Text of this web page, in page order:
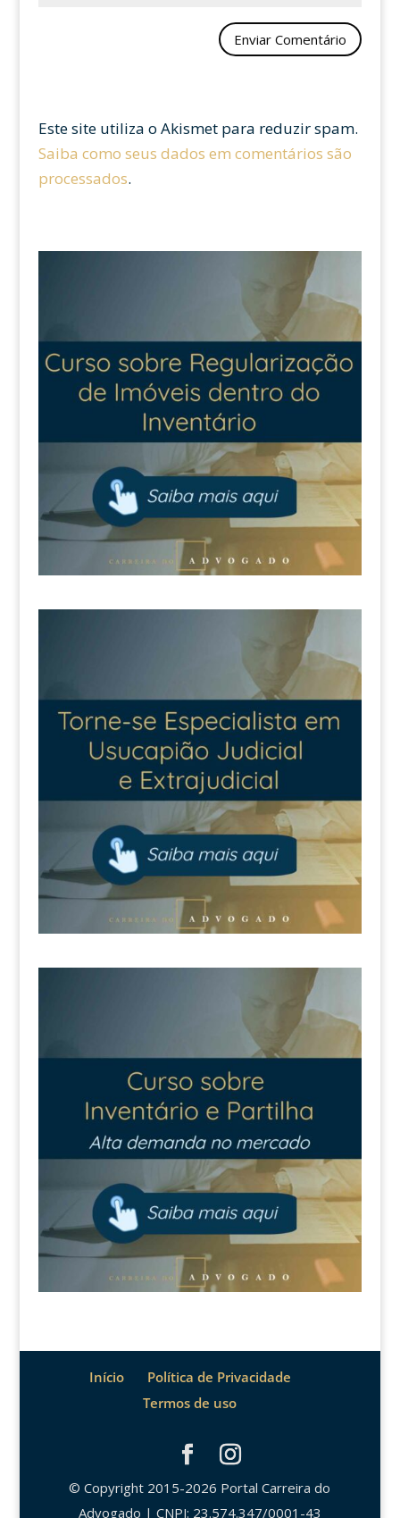
Este site utiliza o Akismet para reduzir spam.
Saiba como seus dados em comentários são
processados.
Início
Política de Privacidade
Termos de uso
© Copyright 2015-2026 Portal Carreira do
Advogado | CNPJ: 23.574.347/0001-43